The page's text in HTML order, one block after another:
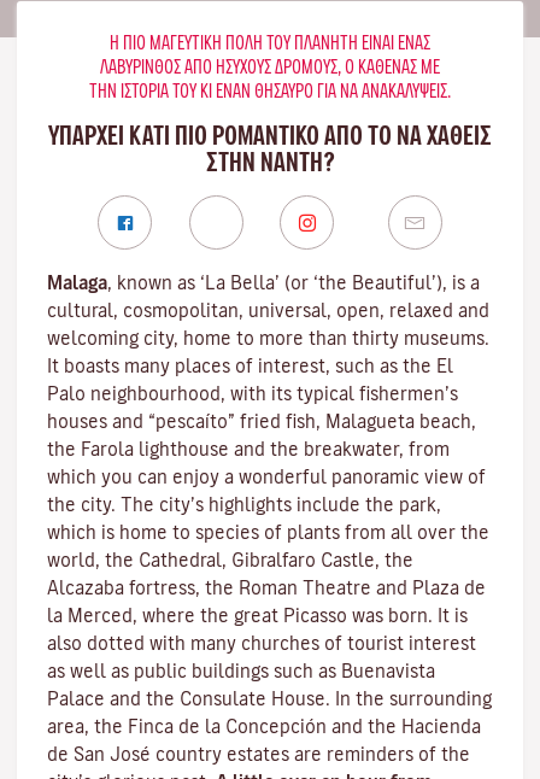
Η ΠΙΟ ΜΑΓΕΥΤΙΚΉ ΠΌΛΗ ΤΟΥ ΠΛΑΝΉΤΗ ΕΊΝΑΙ ΈΝΑΣ
ΛΑΒΎΡΙΝΘΟΣ ΑΠΌ ΉΣΥΧΟΥΣ ΔΡΌΜΟΥΣ, Ο ΚΑΘΈΝΑΣ ΜΕ
ΤΗΝ ΙΣΤΟΡΊΑ ΤΟΥ ΚΙ ΈΝΑΝ ΘΗΣΑΥΡΌ ΓΙΑ ΝΑ ΑΝΑΚΑΛΎΨΕΙΣ.
ΥΠΑΡΧΕΙ ΚΑΤΙ ΠΙΟ ΡΟΜΑΝΤΙΚΟ ΑΠΟ ΤΟ ΝΑ ΧΑΘΕΙΣ
ΣΤΗΝ ΝΆΝΤΗ?
Malaga, known as ‘La Bella’ (or ‘the Beautiful’), is a
cultural, cosmopolitan, universal, open, relaxed and
welcoming city, home to more than thirty museums.
It boasts many places of interest, such as the El
Palo neighbourhood, with its typical fishermen’s
houses and “pescaíto” fried fish, Malagueta beach,
the Farola lighthouse and the breakwater, from
which you can enjoy a wonderful panoramic view of
the city. The city’s highlights include the park,
which is home to species of plants from all over the
world, the Cathedral, Gibralfaro Castle, the
Alcazaba fortress, the Roman Theatre and Plaza de
la Merced, where the great Picasso was born. It is
also dotted with many churches of tourist interest
as well as public buildings such as Buenavista
Palace and the Consulate House. In the surrounding
area, the Finca de la Concepción and the Hacienda
de San José country estates are reminders of the